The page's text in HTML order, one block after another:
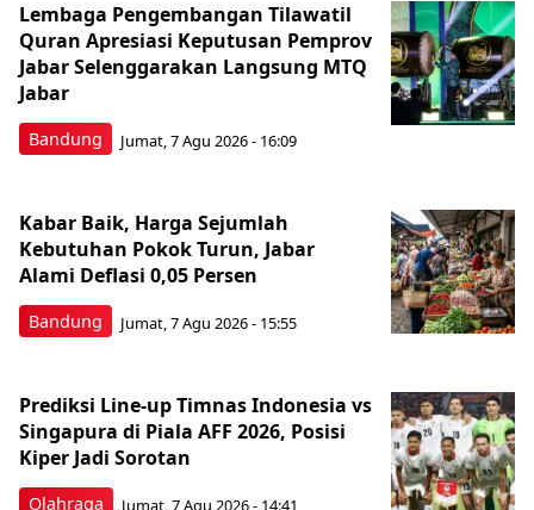
Bandung
Lembaga Pengembangan Tilawatil
Quran Apresiasi Keputusan Pemprov
Jabar Selenggarakan Langsung MTQ
Jabar
Jumat, 7 Agu 2026 - 16:09
Bandung
Kabar Baik, Harga Sejumlah
Kebutuhan Pokok Turun, Jabar
Alami Deflasi 0,05 Persen
Jumat, 7 Agu 2026 - 15:55
Olahraga
Prediksi Line-up Timnas Indonesia vs
Singapura di Piala AFF 2026, Posisi
Kiper Jadi Sorotan
Jumat, 7 Agu 2026 - 14:41